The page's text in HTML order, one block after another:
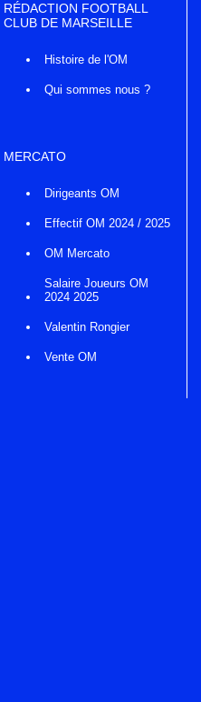
RÉDACTION FOOTBALL
CLUB DE MARSEILLE
Histoire de l'OM
Qui sommes nous ?
MERCATO
Dirigeants OM
Effectif OM 2024 / 2025
OM Mercato
Salaire Joueurs OM
2024 2025
Valentin Rongier
Vente OM